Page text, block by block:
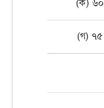
(ক) ৬০
(গ) ৭৫